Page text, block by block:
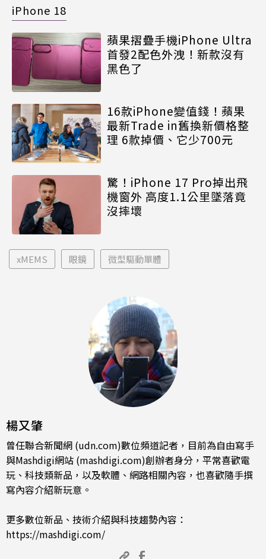
iPhone 18
蘋果摺疊手機iPhone Ultra
首發2配色外洩！新款沒有
黑色了
16款iPhone變值錢！蘋果
最新Trade in舊換新價格整
理 6款掉價、它少700元
驚！iPhone 17 Pro掉出飛
機窗外 高度1.1公里墜落竟
沒摔壞
xMEMS 眼鏡 微型驅動單體
楊又肇
曾任聯合新聞網 (udn.com)數位頻道記者，目前為自由寫手
與Mashdigi網站 (mashdigi.com)創辦者身分，平常喜歡電
玩、科技類新品，以及軟體、網路相關內容，也喜歡隨手撰
寫內容介紹新玩意。
更多數位新品、技術介紹與科技趨勢內容：
https://mashdigi.com/